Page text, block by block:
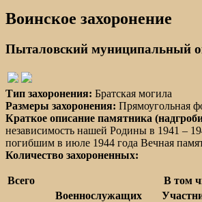
Воинское захоронение
Пыталовский муниципальный
Тип захоронения: Братская могила
Размеры захоронения: Прямоугольная
Краткое описание памятника
независимость нашей Родины в 1941 –
погибшим в июле 1944 года Вечная
Количество захороненных:
Всего В том
Военнослужащих